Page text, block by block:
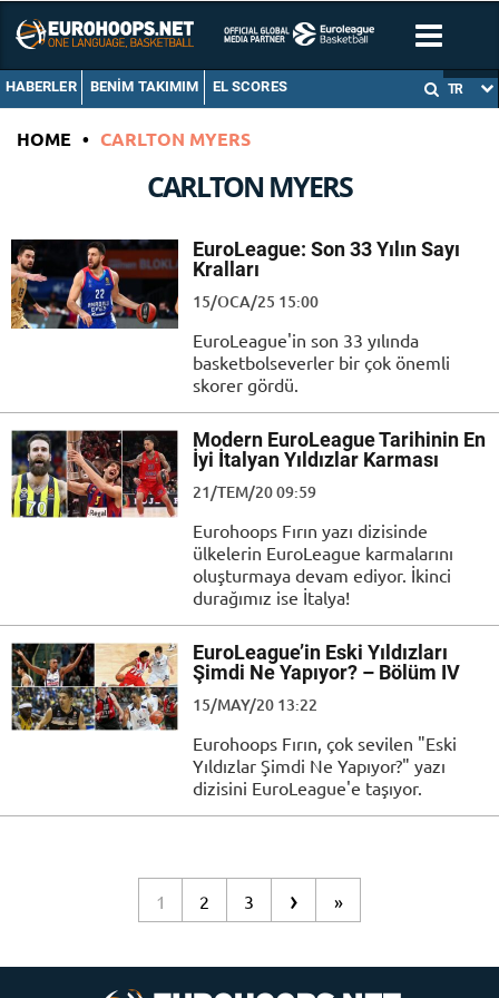
HABERLER BENIM TAKIMIM EL SCORES TR
HOME • CARLTON MYERS
CARLTON MYERS
EuroLeague: Son 33 Yılın Sayı
Kralları
15/OCA/25 15:00
EuroLeague'in son 33 yılında
basketbolseverler bir çok önemli
skorer gördü.
Modern EuroLeague Tarihinin En
İyi İtalyan Yıldızlar Karması
21/TEM/20 09:59
Eurohoops Fırın yazı dizisinde
ülkelerin EuroLeague karmalarını
oluşturmaya devam ediyor. İkinci
durağımız ise İtalya!
EuroLeague’in Eski Yıldızları
Şimdi Ne Yapıyor? – Bölüm IV
15/MAY/20 13:22
Eurohoops Fırın, çok sevilen "Eski
Yıldızlar Şimdi Ne Yapıyor?" yazı
dizisini EuroLeague'e taşıyor.
1 2 3 › »